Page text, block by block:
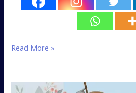
Read More »
తెలుగు